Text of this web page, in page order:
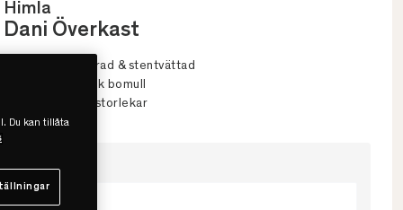
Himla
Dani Överkast
• Strukturmönstrad & stentvättad
• 100% ekologisk bomull
• Flera färger & storlekar
Välj storlek
160x260
Du kan tillåta